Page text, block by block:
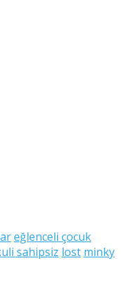
eğlenceli çocuk
sahipsiz lost minky